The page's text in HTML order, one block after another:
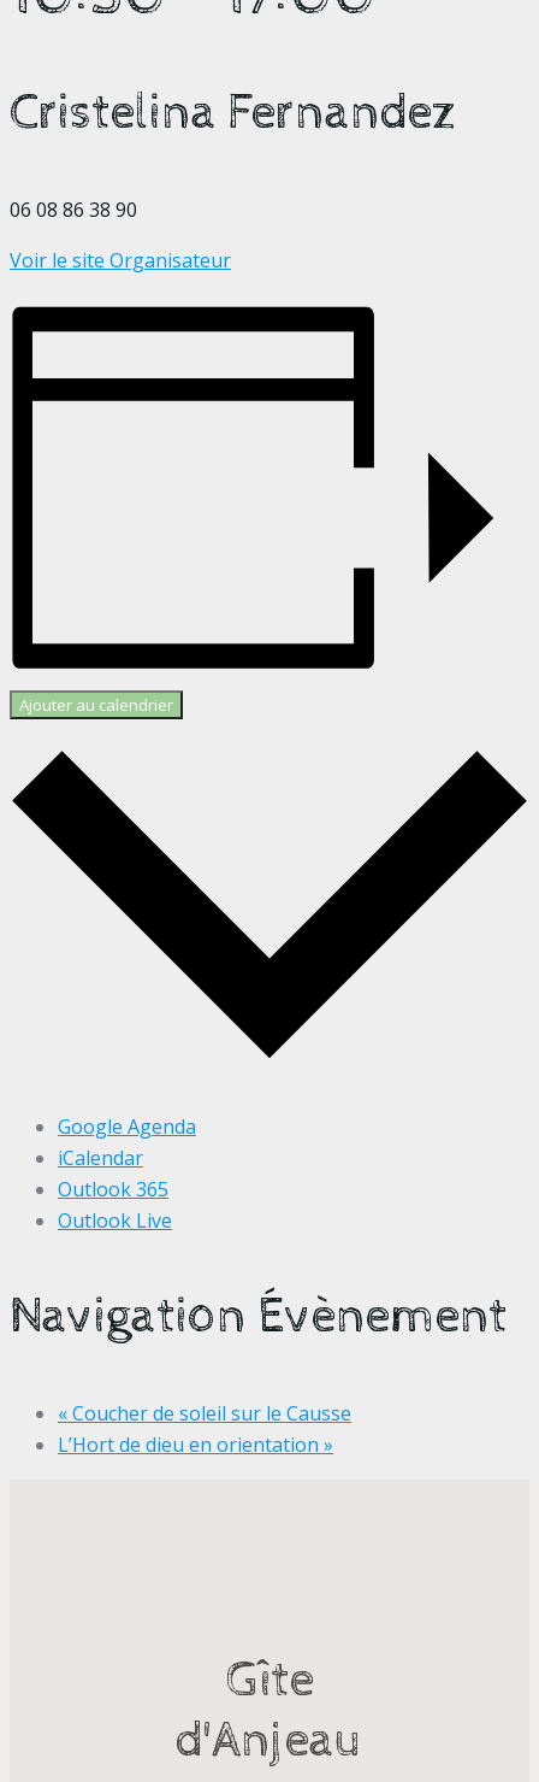
Cristelina Fernandez
06 08 86 38 90
Voir le site Organisateur
Ajouter au calendrier
Google Agenda
iCalendar
Outlook 365
Outlook Live
Navigation Évènement
«Coucher de soleil sur le Causse
L’Hort de dieu en orientation »
Gîte
d'Anjeau